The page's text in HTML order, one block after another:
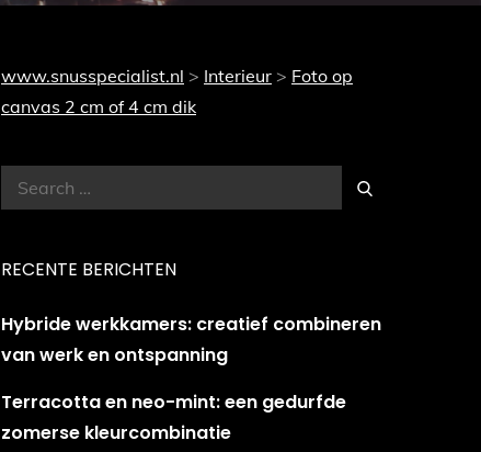
www.snusspecialist.nl > Interieur > Foto op
canvas 2 cm of 4 cm dik
Search
for:
Search
RECENTE BERICHTEN
Hybride werkkamers: creatief combineren
van werk en ontspanning
Terracotta en neo-mint: een gedurfde
zomerse kleurcombinatie